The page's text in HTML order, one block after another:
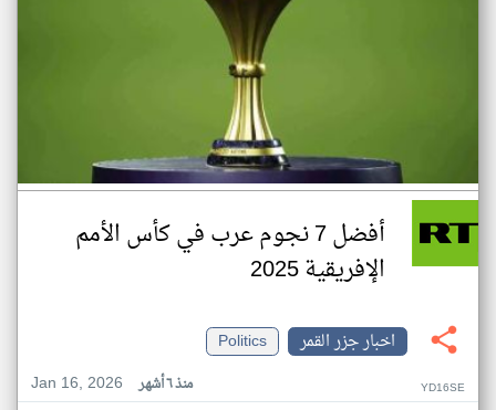
أفضل 7 نجوم عرب في كأس الأمم
الإفريقية 2025
اخبار جزر القمر
Politics
Jan 16, 2026
منذ ٦ أشهر YD16SE